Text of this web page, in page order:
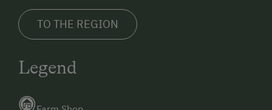
TO THE REGION
Legend